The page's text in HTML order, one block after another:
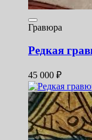
Гравюра
Редкая
45 000 ₽